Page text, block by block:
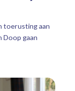
toerusting aan
Doop gaan